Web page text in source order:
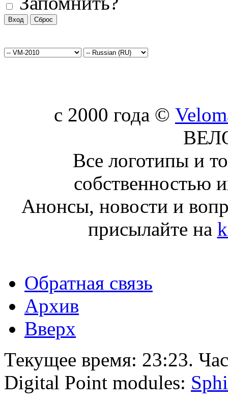
c 2000 года ©
Все логотипы и
собственностью
Анонсы, новости и
присылайте на
Обратная связь
Архив
Вверх
Текущее время: 23:23.
Digital Point modules: